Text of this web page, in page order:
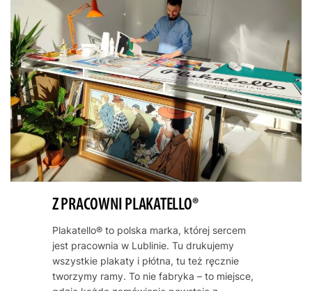
Z PRACOWNI PLAKATELLO®
Plakatello® to polska marka, której sercem
jest pracownia w Lublinie. Tu drukujemy
wszystkie plakaty i płótna, tu też ręcznie
tworzymy ramy. To nie fabryka – to miejsce,